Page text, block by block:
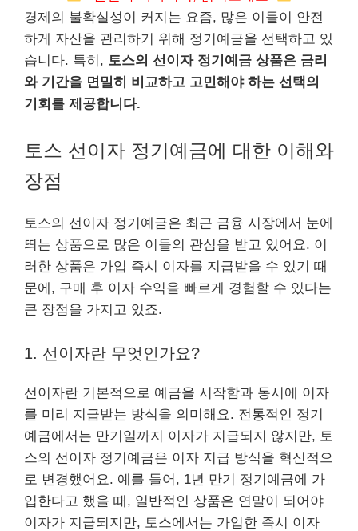
경제의 불확실성이 커지는 요즘, 많은 이들이 안전
하게 자산을 관리하기 위해 정기예금을 선택하고 있
습니다. 특히, 토스의 선이자 정기예금 상품은 금리
와 기간을 면밀히 비교하고 고민해야 하는 선택의
기회를 제공합니다.
토스 선이자 정기예금에 대한 이해와
장점
토스의 선이자 정기예금은 최근 금융 시장에서 눈에
띄는 상품으로 많은 이들의 관심을 받고 있어요. 이
러한 상품은 가입 즉시 이자를 지급받을 수 있기 때
문에, 구매 후 이자 수익을 빠르게 경험할 수 있다는
큰 장점을 가지고 있죠.
1. 선이자란 무엇인가요?
선이자란 기본적으로 예금을 시작함과 동시에 이자
를 미리 지급받는 방식을 의미해요. 전통적인 정기
예금에서는 만기일까지 이자가 지급되지 않지만, 토
스의 선이자 정기예금은 이자 지급 방식을 혁신적으
로 변경했어요. 예를 들어, 1년 만기 정기예금에 가
입한다고 했을 때, 일반적인 상품은 연말이 되어야
이자가 지급되지만, 토스에서는 가입한 즉시 이자